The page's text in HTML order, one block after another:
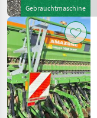
Gebrauchtmaschine